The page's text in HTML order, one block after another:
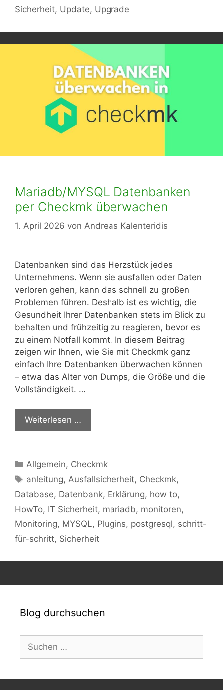
Sicherheit, Update, Upgrade
Mariadb/MYSQL Datenbanken
per Checkmk überwachen
1. April 2026 von Andreas Kalenteridis
Datenbanken sind das Herzstück jedes
Unternehmens. Wenn sie ausfallen oder Daten
verloren gehen, kann das schnell zu großen
Problemen führen. Deshalb ist es wichtig, die
Gesundheit Ihrer Datenbanken stets im Blick zu
behalten und frühzeitig zu reagieren, bevor es
zu einem Notfall kommt. In diesem Beitrag
zeigen wir Ihnen, wie Sie mit Checkmk ganz
einfach Ihre Datenbanken überwachen können
– etwa das Alter von Dumps, die Größe und die
Vollständigkeit. …
Weiterlesen …
Kategorien
Allgemein, Checkmk
Schlagwörter
anleitung, Ausfallsicherheit, Checkmk,
Database, Datenbank, Erklärung, how to,
HowTo, IT Sicherheit, mariadb, monitoren,
Monitoring, MYSQL, Plugins, postgresql, schritt-
für-schritt, Sicherheit
Blog durchsuchen
nach: